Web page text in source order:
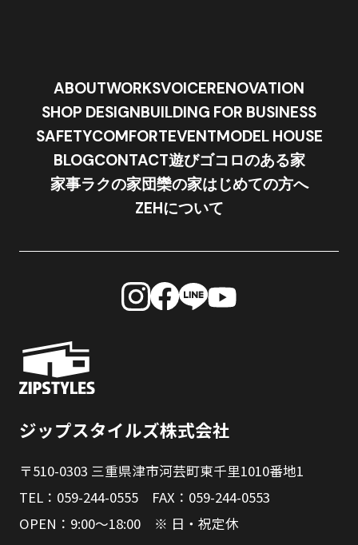
ABOUTWORKSVOICERENOVATION
SHOP DESIGNBUILDING FOR BUSINESS
SAFETYCOMFORTEVENTMODEL HOUSE
BLOGCONTACT遊びゴコロのある家
家事ラクの家団欒の家はじめての方へ
ZEHについて
ジップスタイルズ株式会社
〒510-0303 三重県津市河芸町東千里1010番地1
TEL：059-244-0555 FAX：059-244-0553
OPEN：9:00～18:00 ※ 日・祝定休